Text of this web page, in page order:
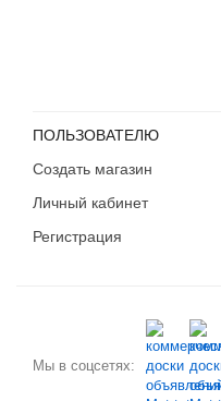
ПОЛЬЗОВАТЕЛЮ
Создать магазин
Личный кабинет
Регистрация
Мы в соцсетях: